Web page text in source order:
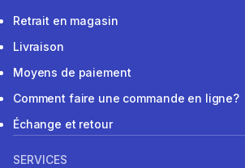
Retrait en magasin
Livraison
Moyens de paiement
Comment faire une commande en ligne?
Échange et retour
SERVICES